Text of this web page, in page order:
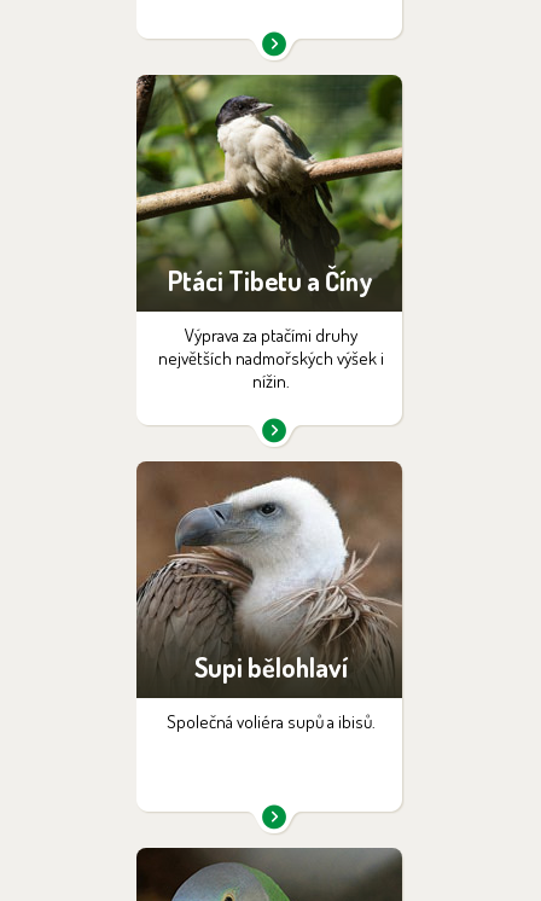
Ptáci Tibetu a Číny
Výprava za ptačími druhy
největších nadmořských výšek i
nížin.
Supi bělohlaví
Společná voliéra supů a ibisů.